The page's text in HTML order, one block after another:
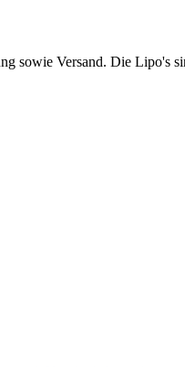
sowie Versand. Die Lipo's